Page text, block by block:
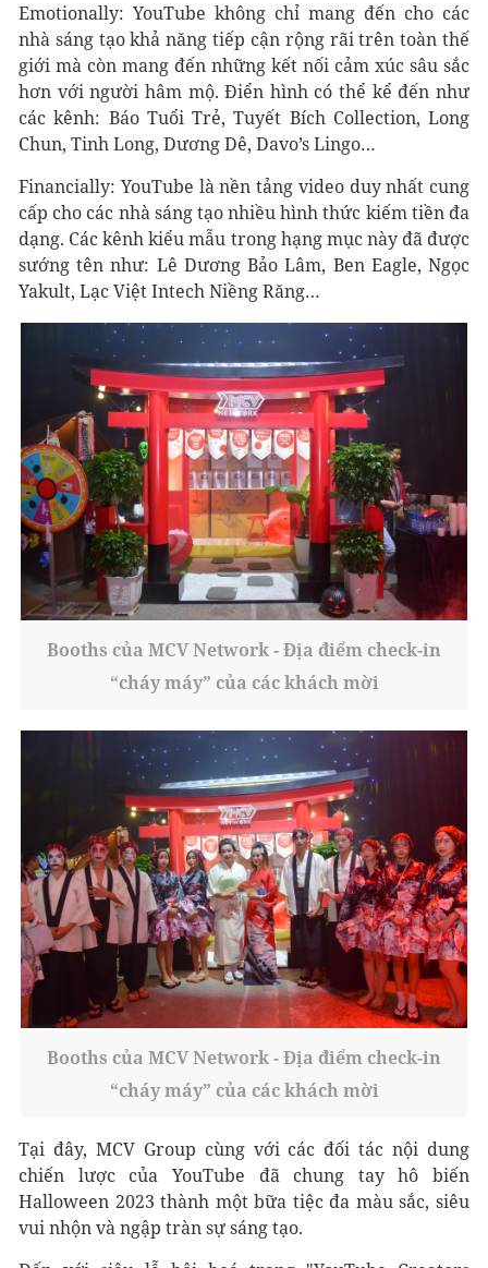
Emotionally: YouTube không chỉ mang đến cho các
nhà sáng tạo khả năng tiếp cận rộng rãi trên toàn thế
giới mà còn mang đến những kết nối cảm xúc sâu sắc
hơn với người hâm mộ. Điển hình có thể kể đến như
các kênh: Báo Tuổi Trẻ, Tuyết Bích Collection, Long
Chun, Tinh Long, Dương Dê, Davo’s Lingo…
Financially: YouTube là nền tảng video duy nhất cung
cấp cho các nhà sáng tạo nhiều hình thức kiếm tiền đa
dạng. Các kênh kiểu mẫu trong hạng mục này đã được
sướng tên như: Lê Dương Bảo Lâm, Ben Eagle, Ngọc
Yakult, Lạc Việt Intech Niềng Răng…
Booths của MCV Network - Địa điểm check-in
“cháy máy” của các khách mời
Booths của MCV Network - Địa điểm check-in
“cháy máy” của các khách mời
Tại đây, MCV Group cùng với các đối tác nội dung
chiến lược của YouTube đã chung tay hô biến
Halloween 2023 thành một bữa tiệc đa màu sắc, siêu
vui nhộn và ngập tràn sự sáng tạo.